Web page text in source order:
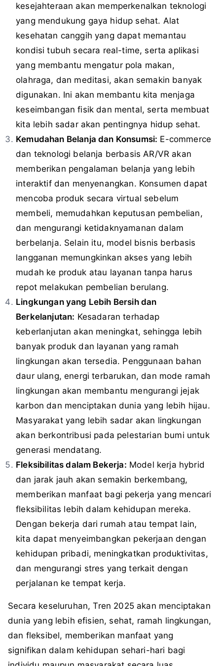
kesejahteraan akan memperkenalkan teknologi
yang mendukung gaya hidup sehat. Alat
kesehatan canggih yang dapat memantau
kondisi tubuh secara real-time, serta aplikasi
yang membantu mengatur pola makan,
olahraga, dan meditasi, akan semakin banyak
digunakan. Ini akan membantu kita menjaga
keseimbangan fisik dan mental, serta membuat
kita lebih sadar akan pentingnya hidup sehat.
Kemudahan Belanja dan Konsumsi: E-commerce
dan teknologi belanja berbasis AR/VR akan
memberikan pengalaman belanja yang lebih
interaktif dan menyenangkan. Konsumen dapat
mencoba produk secara virtual sebelum
membeli, memudahkan keputusan pembelian,
dan mengurangi ketidaknyamanan dalam
berbelanja. Selain itu, model bisnis berbasis
langganan memungkinkan akses yang lebih
mudah ke produk atau layanan tanpa harus
repot melakukan pembelian berulang.
Lingkungan yang Lebih Bersih dan
Berkelanjutan: Kesadaran terhadap
keberlanjutan akan meningkat, sehingga lebih
banyak produk dan layanan yang ramah
lingkungan akan tersedia. Penggunaan bahan
daur ulang, energi terbarukan, dan mode ramah
lingkungan akan membantu mengurangi jejak
karbon dan menciptakan dunia yang lebih hijau.
Masyarakat yang lebih sadar akan lingkungan
akan berkontribusi pada pelestarian bumi untuk
generasi mendatang.
Fleksibilitas dalam Bekerja: Model kerja hybrid
dan jarak jauh akan semakin berkembang,
memberikan manfaat bagi pekerja yang mencari
fleksibilitas lebih dalam kehidupan mereka.
Dengan bekerja dari rumah atau tempat lain,
kita dapat menyeimbangkan pekerjaan dengan
kehidupan pribadi, meningkatkan produktivitas,
dan mengurangi stres yang terkait dengan
perjalanan ke tempat kerja.
Secara keseluruhan, Tren 2025 akan menciptakan
dunia yang lebih efisien, sehat, ramah lingkungan,
dan fleksibel, memberikan manfaat yang
signifikan dalam kehidupan sehari-hari bagi